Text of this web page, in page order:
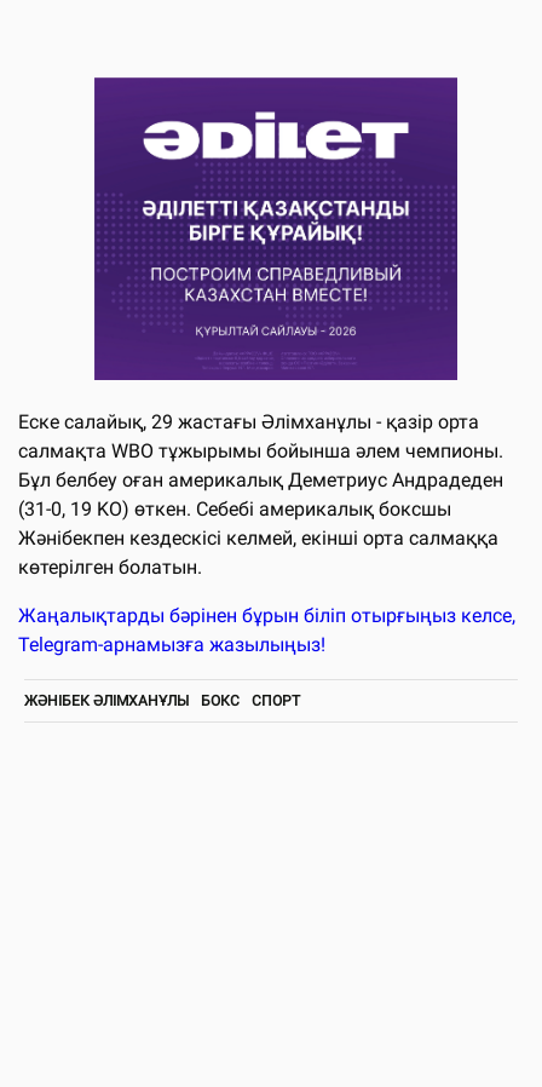
Еске салайық, 29 жастағы Әлімханұлы - қазір орта
салмақта WBO тұжырымы бойынша әлем чемпионы.
Бұл белбеу оған америкалық Деметриус Андрадеден
(31-0, 19 KO) өткен. Себебі америкалық боксшы
Жәнібекпен кездескісі келмей, екінші орта салмаққа
көтерілген болатын.
Жаңалықтарды бәрінен бұрын біліп отырғыңыз келсе,
Telegram-арнамызға жазылыңыз!
ЖӘНІБЕК ӘЛІМХАНҰЛЫ БОКС СПОРТ